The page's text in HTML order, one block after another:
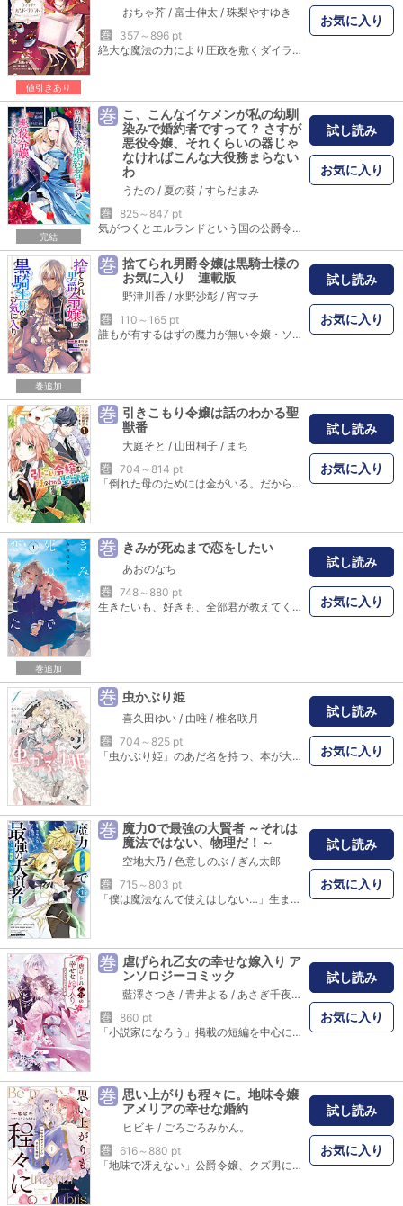
値引きあり
おちゃ芥 / 富士伸太 / 珠梨やすゆき
巻
357～896 pt
絶大な魔法の力により圧政を敷くダイラン魔導王国。しかし、時期女王となることを来たいされていたジル・ダイランは、魔法の能力が絶望的に乏しいことを理由に17歳の誕生日を機に王城から追放されてしまう。追放先の屋敷でひとり悲しみに暮れる中ジルは、偶然にも異世界の魔導書を発見しそこに記されたモノづくりの知識に圧倒される。そして心機一転王城暮らしの中では許されなかった服飾品作りに奮起することに。繊細な魔法を駆使したジルのモノづくりの才能はやがて、街の人々の目にも触れることとなり――。
お気に入り
完結
巻 こ、こんなイケメンが私の幼馴
染みで婚約者ですって？ さすが
悪役令嬢、それくらいの器じゃ
なければこんな大役務まらない
わ
うたの / 夏の葵 / すらだまみ
巻
825～847 pt
気がつくとエルランドという国の公爵令嬢リシェリに生まれ変わっていた凛。婚約者は王太子ジノン……これってまさか妹たちが夢中だった乙女ゲームの世界?しかも私は攻略対象全員にエロ仕掛けする悪役令嬢!?…って恋愛偏差値ゼロの私には、流石に難易度高すぎます！それなら大人しくバッドエンドの修道院行きを目指したいと思う凛だが、自分を訝しむジノンの沼にどんどんハマってしまって――。キャラ正反対の悪役令嬢に転生したヒロイン×ドＳな幼馴染み王太子の波瀾万丈ラブファンタジー♡
試し読み
お気に入り
巻追加
巻 捨てられ男爵令嬢は黒騎士様の
お気に入り 連載版
野津川香 / 水野沙彰 / 宵マチ
巻
110～165 pt
誰もが有するはずの魔力が無い令嬢・ソフィア。両親亡きあと叔父家族から不遇な扱いを受けていたが、ついに従妹に婚約者を奪われ、屋敷からも追い出されてしまう。行くあてもなく途方にくれていた森の中、強大な魔力と冷徹さで“黒騎士”と恐れられている侯爵ギルバートに拾われて……? アイリスNEOで大人気！ 黒騎士様と捨てられ令嬢の溺愛ラブファンタジーがコミカライズで登場です!! 漫画内の告知等は過去のものとなりますので、ご注意ください。
試し読み
お気に入り
巻 引きこもり令嬢は話のわかる聖
獣番
大庭そと / 山田桐子 / まち
巻
704～814 pt
「倒れた母のためには金がいる。だから王宮に出仕してくれ！」人づきあいが苦手で本ばかり読んでいる引きこもり伯爵令嬢・ミュリエルはある日、父にそう言われた。母のために泣く泣く、自分でも頑張れそうな図書館司書の面接に向かったけれど———。どうして色気ダダ漏れなサイラス団長が面接官なの!? それにいつの間にか聖獣のお世話をする「聖獣番」に採用されたんですか!? 原作・山田桐子先生の書き下ろしSSも収録!!
試し読み
お気に入り
巻追加
巻 きみが死ぬまで恋をしたい
あおのなち
巻
748～880 pt
生きたいも、好きも、全部君が教えてくれた 身寄りのない子供を戦争用の兵器として育てる学校に通う少女たち。人を殺すための授業、誰が死んでも悲しむことさえままならない日常。自分の境遇を受け入れられずにいる14才のシーナはある夜、血まみれの小さな女の子・ミミと出会った――平穏を願う怖がりなシーナと笑顔で戦争に向かう不死のミミ。死と隣り合う世界で2人の少女が見つけた、あどけない願いの物語。
試し読み
お気に入り
巻 虫かぶり姫
喜久田ゆい / 由唯 / 椎名咲月
巻
704～825 pt
「虫かぶり姫」のあだ名を持つ、本が大好きな侯爵令嬢・エリアーナ。クリストファー王太子の形式的な婚約者として平穏に過ごしてきたエリアーナだったが、ある日偶然、王太子が知らない令嬢と仲睦まじくしているところを目にしてしまう。ついに王太子が本当に愛する女性を見つけたのだと感じたエリアーナは、婚約解消の覚悟を決めるが――？ 「一迅社アイリスNEO」で大人気！ 本を愛する令嬢の勘違いラブファンタジーがコミックスで登場！
試し読み
お気に入り
巻 魔力0で最強の大賢者 ～それは
魔法ではない、物理だ！～
空地大乃 / 色意しのぶ / ぎん太郎
巻
715～803 pt
「僕は魔法なんて使えはしない…」生まれつき魔力0だが、“ある能力”により大賢者と呼ばれたマゼル。200歳でその一生を終え、魔力0のまま500年後に転生！ 転生後の世界で子供となったマゼルは魔法に見えるけど魔法ではない能力――”物理”を使って最強の大賢者の名をほしいままにする！ 「小説家になろう」発、超正統派異世界ファンタジー第1巻！
試し読み
お気に入り
巻 虐げられ乙女の幸せな嫁入り ア
ンソロジーコミック
藍澤さつき / 青井よる / あさぎ千夜春 /雨宮小傘/有沢真
巻
860 pt
「小説家になろう」掲載の短編を中心に和風シンデレラストーリーをコミカライズ！不遇な境遇に置かれた儚げなヒロインが、嫁入りをきっかけに幸せになる物語を5本収録。ALLハッピーエンドです♪ 【収録作品】カバーイラスト：白谷ゆう 01.「落ちこぼれ華嫁は日向の愛で花開く」 漫画：羽おり 原作：道草家守 座敷牢で育ったタンポポの“華嫁”は、太陽のような旦那様から求婚されて……？ 02.「龍神秘湯物語～美味しいごはんと猫と温泉があれば～」 漫画：いなる 原作：有沢真尋 意地悪な伯父の家を出て、三食まかない&温泉付きのお屋敷の、住み込み女中として働きます！ 03.「契約夫婦に愛ある結婚生活を」 漫画：餅田むぅ 原作：しきみ彰 利害が一致したお見合い結婚だけれど、呪いに苦しむ旦那様が気がかりで――？ 04.「わたくしの幸せは、今ここに」 漫画：花篠ゆの 原作：真弓りの 想い人の皇子に、隣国へ嫁ぐよう命じられた姫君が出会ったのは……？ 05.「あやかし屋敷に堕ちた花」 漫画：かわのあきこ 原作：マチバリ 奉公先の主人から妾になるよう知られ、逃げ出した先で出会った美しい人の正体は――？
試し読み
お気に入り
巻 思い上がりも程々に。地味令嬢
アメリアの幸せな婚約
ヒビキ / ごろごろみかん。
巻
616～880 pt
「地味で冴えない」公爵令嬢、クズ男に婚約破棄を宣言します──！華やかな姉と比べられ続けてきた公爵令嬢アメリアは、婚約者の理想の女性になるべく懸命に努力を続けている。しかしある日、婚約者と姉の「密会現場」を目撃してしまい…。非情な裏切りに絶望し、婚約解消を決意したその日、彼女に救いの手を差し伸べたのは訳あって疎遠になった幼馴染の第3王子・リアムだった──。最悪の婚約破棄から、物語が動き出す大逆転・溺愛ストーリー、待望のコミックス第1巻。描きおろし漫画は、クリスマスの夜を舞台にしたリアム視点の完全新作ストーリー！
試し読み
お気に入り